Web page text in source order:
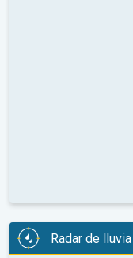
Radar de lluvia